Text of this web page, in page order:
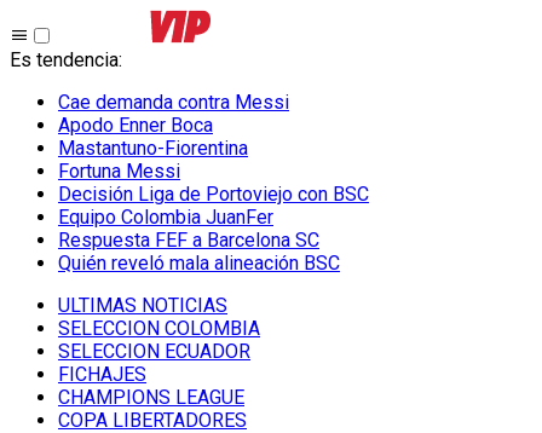
Es tendencia:
Cae demanda contra Messi
Apodo Enner Boca
Mastantuno-Fiorentina
Fortuna Messi
Decisión Liga de Portoviejo con BSC
Equipo Colombia JuanFer
Respuesta FEF a Barcelona SC
Quién reveló mala alineación BSC
ULTIMAS NOTICIAS
SELECCION COLOMBIA
SELECCION ECUADOR
FICHAJES
CHAMPIONS LEAGUE
COPA LIBERTADORES